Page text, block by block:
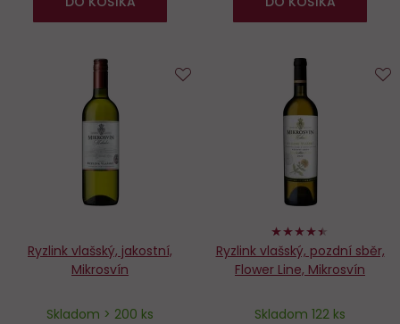
Ryzlink vlašský, jakostní,
Mikrosvín
Skladom > 200 ks
88%
Ryzlink vlašský, pozdní sběr,
Flower Line, Mikrosvín
Skladom 122 ks